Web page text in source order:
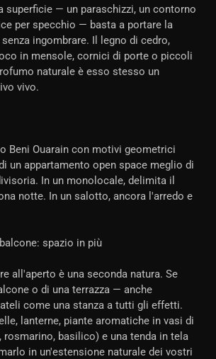
superficie — un paraschizzi, un contorno
per specchio — basta a portare la
ingombrare. Il legno di cedro,
in mensole, cornici di porte o piccoli
naturale è esso stesso un
vivo.
Beni Ouarain con motivi geometrici
un appartamento open space meglio di
In un monolocale, delimita il
notte. In un salotto, ancora l'arredo e
spazio in più
all'aperto è una seconda natura. Se
o di una terrazza — anche
come una stanza a tutti gli effetti.
lanterne, piante aromatiche in vasi di
rosmarino, basilico) e una tenda in tela
in un'estensione naturale dei vostri